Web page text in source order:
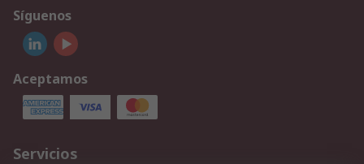
Síguenos
Aceptamos
Servicios